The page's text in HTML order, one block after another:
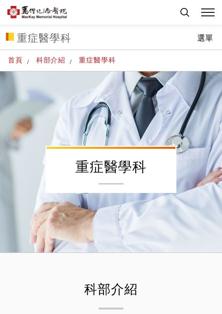
首頁 科部介紹 重症醫學科
重症醫學科 選單
重症醫學科
科部介紹